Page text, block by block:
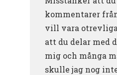
kommentarer
vill vara
att du delar med
mig och många
skulle jag nog